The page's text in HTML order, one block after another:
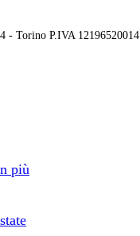
- Torino P.IVA 12196520014
più